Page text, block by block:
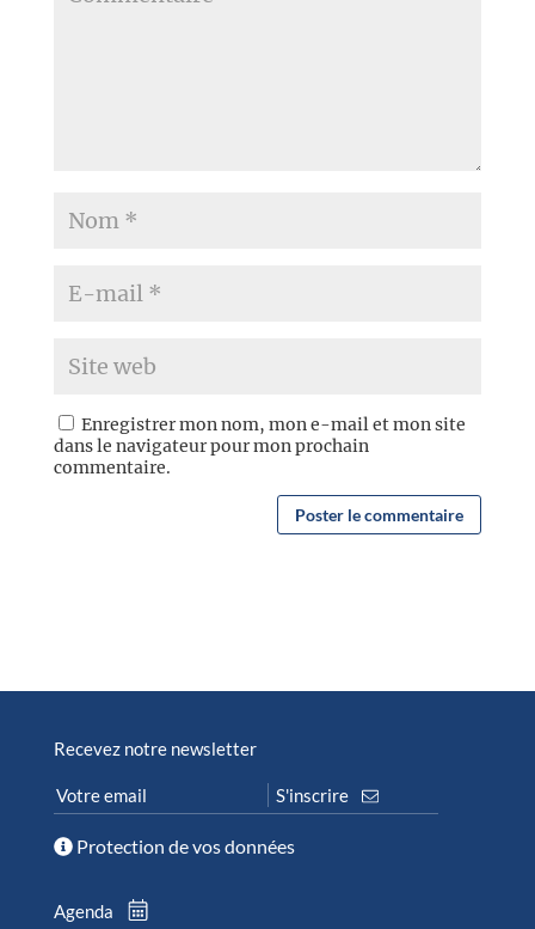
Enregistrer mon nom, mon e-mail et mon site
dans le navigateur pour mon prochain
commentaire.
Recevez notre newsletter
Protection de vos données
Agenda